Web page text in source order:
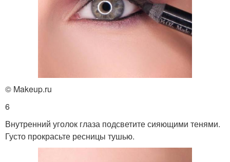
© Makeup.ru
6
Внутренний уголок глаза подсветите сияющими тенями.
Густо прокрасьте ресницы тушью.